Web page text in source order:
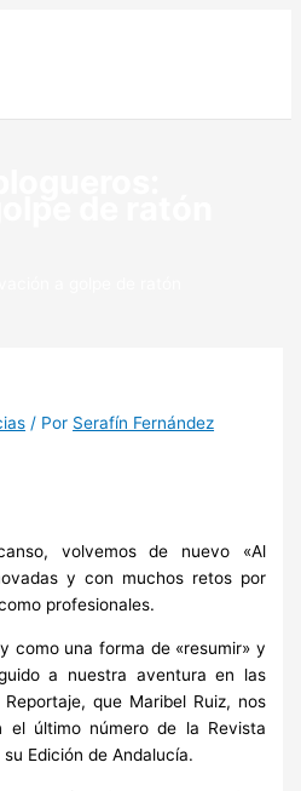
/ Por Serafín Fernández
volvemos de nuevo «Al
y con muchos retos por
profesionales.
como una forma de «resumir» y
a nuestra aventura en las
que Maribel Ruiz, nos
el último número de la Revista
Edición de Andalucía.